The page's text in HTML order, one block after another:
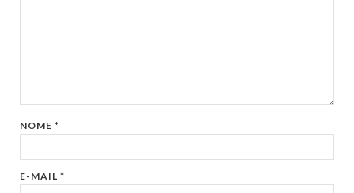
NOME*
E-MAIL*